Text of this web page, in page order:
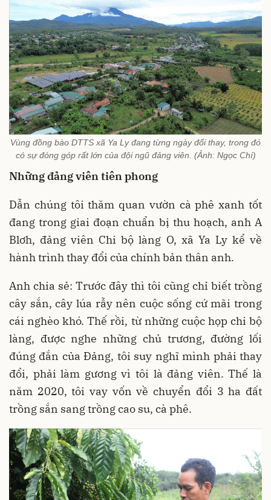
Vùng đồng bào DTTS xã Ya Ly đang từng ngày đổi thay, trong đó
có sự đóng góp rất lớn của đội ngũ đảng viên. (Ảnh: Ngọc Chí)
Những đảng viên tiên phong
Dẫn chúng tôi thăm quan vườn cà phê xanh tốt
đang trong giai đoạn chuẩn bị thu hoạch, anh A
Blơh, đảng viên Chi bộ làng O, xã Ya Ly kể về
hành trình thay đổi của chính bản thân anh.
Anh chia sẻ: Trước đây thì tôi cũng chỉ biết trồng
cây sắn, cây lúa rẫy nên cuộc sống cứ mãi trong
cái nghèo khó. Thế rồi, từ những cuộc họp chi bộ
làng, được nghe những chủ trương, đường lối
đúng đắn của Đảng, tôi suy nghĩ mình phải thay
đổi, phải làm gương vì tôi là đảng viên. Thế là
năm 2020, tôi vay vốn về chuyển đổi 3 ha đất
trồng sắn sang trồng cao su, cà phê.